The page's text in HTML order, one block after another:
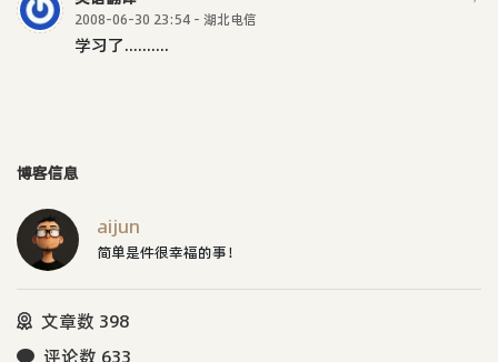
2008-06-30 23:54 - 湖北电信
学习了..........
博客信息
aijun
简单是件很幸福的事！
文章数 398
评论数 633